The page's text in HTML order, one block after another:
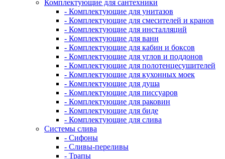
Комплектующие для сантехники
- Комплектующие для унитазов
- Комплектующие для смесителей и кранов
- Комплектующие для инсталляций
- Комплектующие для ванн
- Комплектующие для кабин и боксов
- Комплектующие для углов и поддонов
- Комплектующие для полотенцесушителей
- Комплектующие для кухонных моек
- Комплектующие для душа
- Комплектующие для писсуаров
- Комплектующие для раковин
- Комплектующие для биде
- Комплектующие для слива
Системы слива
- Сифоны
- Сливы-переливы
- Трапы